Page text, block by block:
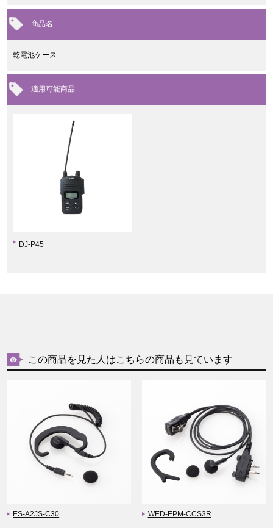
商品名
乾電池ケース
適用可能商品
DJ-P45
この商品を見た人はこちらの商品も見ています
ES-A2JS-C30 WED-EPM-CCS3R